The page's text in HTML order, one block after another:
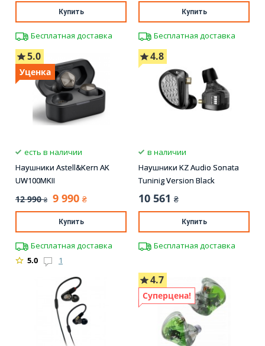
Купить
Бесплатная доставка
Купить
Бесплатная доставка
5.0
Уценка
есть в наличии
Наушники Astell&Kern AK
UW100MKII
12 990 ₴ 9 990 ₴
Купить
Бесплатная доставка
5.0
1
4.8
в наличии
Наушники KZ Audio Sonata
Tuninig Version Black
10 561 ₴
Купить
Бесплатная доставка
4.7
Суперцена!